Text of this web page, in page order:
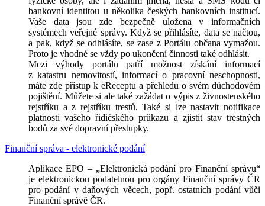
bankovní identitou u několika českých bankovních institucí.
Vaše data jsou zde bezpečně uložena v informačních
systémech veřejné správy. Když se přihlásíte, data se načtou,
a pak, když se odhlásíte, se zase z Portálu občana vymažou.
Proto je vhodné se vždy po ukončení činnosti také odhlásit.
Mezi výhody portálu patří možnost získání informací
z katastru nemovitostí, informací o pracovní neschopnosti,
máte zde přístup k eReceptu a přehledu o svém důchodovém
pojištění. Můžete si ale také zažádat o výpis z živnostenského
rejstříku a z rejstříku trestů. Také si lze nastavit notifikace
platnosti vašeho řidičského průkazu a zjistit stav trestných
bodů za své dopravní přestupky.
Finanční správa - elektronické podání
Aplikace EPO – „Elektronická podání pro Finanční správu“
je elektronickou podatelnou pro orgány Finanční správy ČR
pro podání v daňových věcech, popř. ostatních podání vůči
Finanční správě ČR.